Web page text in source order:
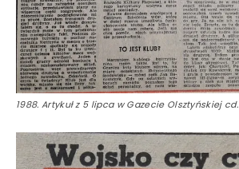
1988. Artykuł z 5 lipca w Gazecie Olsztyńskiej cd.